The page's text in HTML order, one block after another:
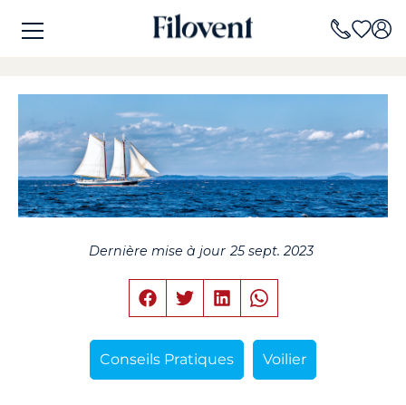
Dernière mise à jour 25 sept. 2023
Conseils Pratiques Voilier